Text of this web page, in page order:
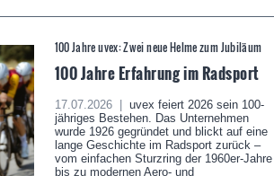
100 Jahre uvex: Zwei neue Helme zum Jubiläum
100 Jahre Erfahrung im Radsport
17.07.2026 |
uvex feiert 2026 sein 100-
jähriges Bestehen. Das Unternehmen
wurde 1926 gegründet und blickt auf eine
lange Geschichte im Radsport zurück –
vom einfachen Sturzring der 1960er-Jahre
bis zu modernen Aero- und